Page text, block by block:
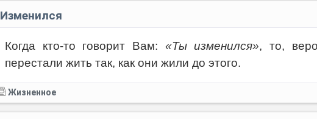
Изменился
Когда кто-то говорит Вам: «Ты изменился», то,
перестали жить так, как они жили до этого.
Жизненное